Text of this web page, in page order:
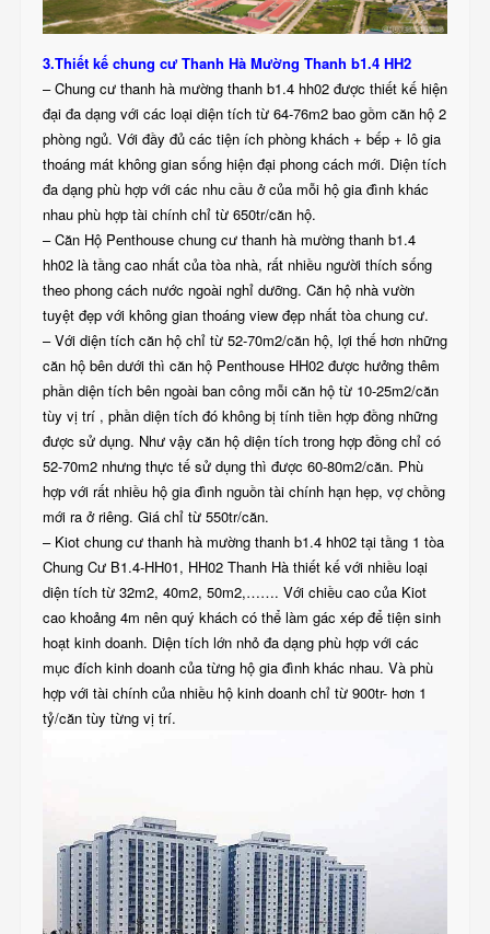
3.Thiết kế chung cư Thanh Hà Mường Thanh b1.4 HH2
– Chung cư thanh hà mường thanh b1.4 hh02 được thiết kế hiện
đại đa dạng với các loại diện tích từ 64-76m2 bao gồm căn hộ 2
phòng ngủ. Với đầy đủ các tiện ích phòng khách + bếp + lô gia
thoáng mát không gian sống hiện đại phong cách mới. Diện tích
đa dạng phù hợp với các nhu cầu ở của mỗi hộ gia đình khác
nhau phù hợp tài chính chỉ từ 650tr/căn hộ.
– Căn Hộ Penthouse chung cư thanh hà mường thanh b1.4
hh02 là tầng cao nhất của tòa nhà, rất nhiều người thích sống
theo phong cách nước ngoài nghỉ dưỡng. Căn hộ nhà vườn
tuyệt đẹp với không gian thoáng view đẹp nhất tòa chung cư.
– Với diện tích căn hộ chỉ từ 52-70m2/căn hộ, lợi thế hơn những
căn hộ bên dưới thì căn hộ Penthouse HH02 được hưởng thêm
phần diện tích bên ngoài ban công mỗi căn hộ từ 10-25m2/căn
tùy vị trí , phần diện tích đó không bị tính tiền hợp đồng những
được sử dụng. Như vậy căn hộ diện tích trong hợp đồng chỉ có
52-70m2 nhưng thực tế sử dụng thì được 60-80m2/căn. Phù
hợp với rất nhiều hộ gia đình nguồn tài chính hạn hẹp, vợ chồng
mới ra ở riêng. Giá chỉ từ 550tr/căn.
– Kiot chung cư thanh hà mường thanh b1.4 hh02 tại tầng 1 tòa
Chung Cư B1.4-HH01, HH02 Thanh Hà thiết kế với nhiều loại
diện tích từ 32m2, 40m2, 50m2,……. Với chiều cao của Kiot
cao khoảng 4m nên quý khách có thể làm gác xép để tiện sinh
hoạt kinh doanh. Diện tích lớn nhỏ đa dạng phù hợp với các
mục đích kinh doanh của từng hộ gia đình khác nhau. Và phù
hợp với tài chính của nhiều hộ kinh doanh chỉ từ 900tr- hơn 1
tỷ/căn tùy từng vị trí.